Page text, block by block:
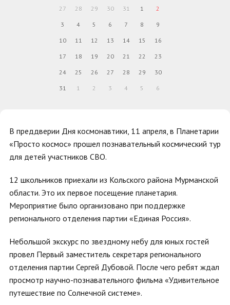
В преддверии Дня космонавтики, 11 апреля, в Планетарии
«Просто космос» прошел познавательный космический тур
для детей участников СВО.
12 школьников приехали из Кольского района Мурманской
области. Это их первое посещение планетария.
Мероприятие было организовано при поддержке
регионального отделения партии «Единая Россия».
Небольшой экскурс по звездному небу для юных гостей
провел Первый заместитель секретаря регионального
отделения партии Сергей Дубовой. После чего ребят ждал
просмотр научно-познавательного фильма «Удивительное
путешествие по Солнечной системе».
27 28 29 30 31 1 2
3 4 5 6 7 8 9
10 11 12 13 14 15 16
17 18 19 20 21 22 23
24 25 26 27 28 29 30
31 1 2 3 4 5 6